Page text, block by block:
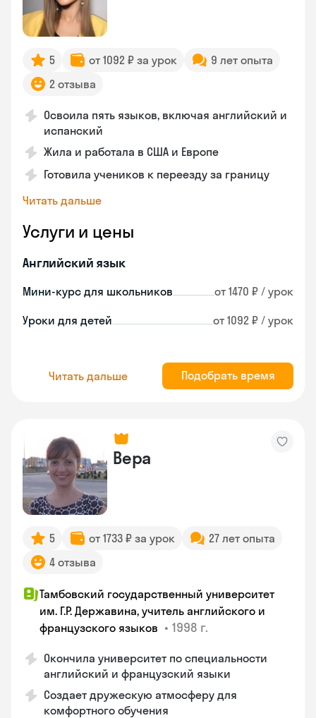
5 от 1092 ₽ за урок
9 лет опыта
2 отзыва
Освоила пять языков, включая английский и
испанский
Жила и работала в США и Европе
Готовила учеников к переезду за границу
Читать дальше
Услуги и цены
Английский язык
Мини-курс для школьников от 1470 ₽ / урок
Уроки для детей от 1092 ₽ / урок
Читать дальше Подобрать время
Вера
5 от 1733 ₽ за урок
27 лет опыта
4 отзыва
Тамбовский государственный университет
им. Г.Р. Державина, учитель английского и
французского языков • 1998 г.
Окончила университет по специальности
английский и французский языки
Создает дружескую атмосферу для
комфортного обучения